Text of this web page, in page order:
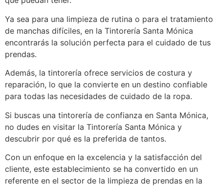
Ya sea para una limpieza de rutina o para el tratamiento
de manchas difíciles, en la Tintorería Santa Mónica
encontrarás la solución perfecta para el cuidado de tus
prendas.
Además, la tintorería ofrece servicios de costura y
reparación, lo que la convierte en un destino confiable
para todas las necesidades de cuidado de la ropa.
Si buscas una tintorería de confianza en Santa Mónica,
no dudes en visitar la Tintorería Santa Mónica y
descubrir por qué es la preferida de tantos.
Con un enfoque en la excelencia y la satisfacción del
cliente, este establecimiento se ha convertido en un
referente en el sector de la limpieza de prendas en la